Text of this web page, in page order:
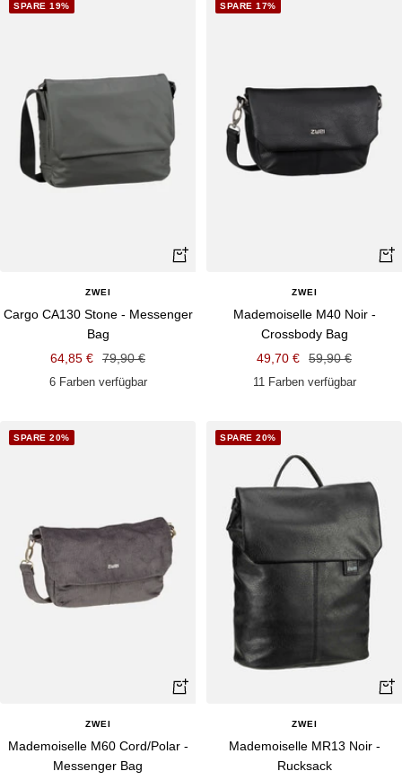
SPARE 19%
Schnellansicht
ZWEI
Cargo CA130 Stone - Messenger
Bag
Angebotspreis
64,85 €
Regulärer
Preis
79,90 €
6 Farben verfügbar
SPARE 17%
ZWEI
Mademoiselle M40 Noir -
Crossbody Bag
Angebotspreis
49,70 €
Regulärer
Preis
59,90 €
11 Farben verfügbar
SPARE 20%
Schnellansicht
ZWEI
Mademoiselle M60 Cord/Polar -
Messenger Bag
SPARE 20%
ZWEI
Mademoiselle MR13 Noir -
Rucksack